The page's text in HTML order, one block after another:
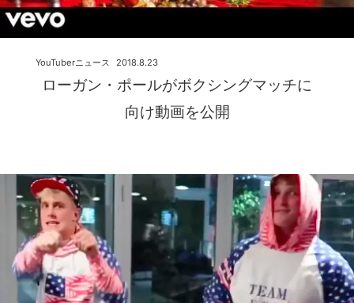
ローガン・ポールがボクシングマッチに
向け動画を公開
2018.8.23
YouTuberニュース